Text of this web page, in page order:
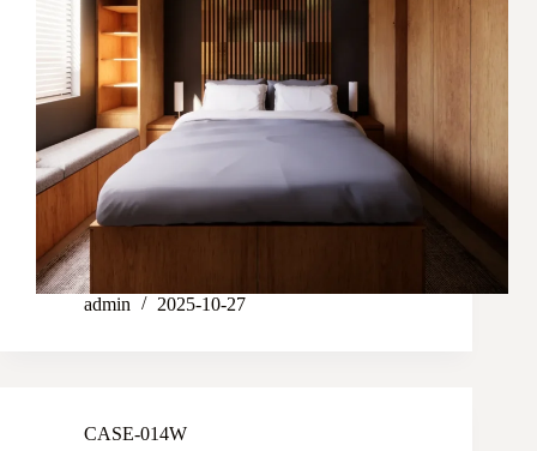
admin 2025-10-27
CASE-014W